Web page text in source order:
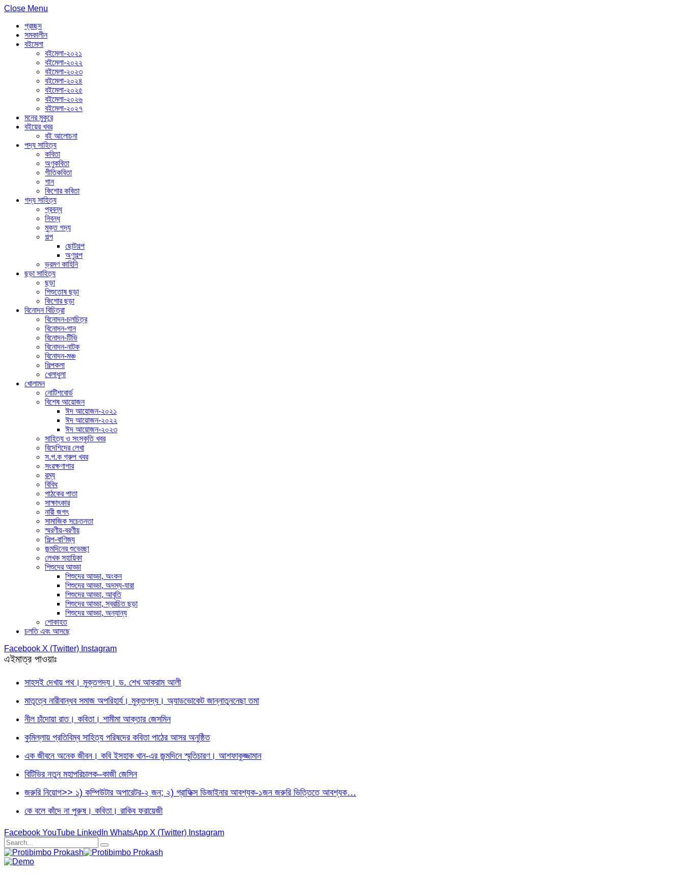
Close Menu
প্রচ্ছদ
সমকালীন
বইমেলা
বইমেলা-২০২১
বইমেলা-২০২২
বইমেলা-২০২৩
বইমেলা-২০২৪
বইমেলা-২০২৫
বইমেলা-২০২৬
বইমেলা-২০২৭
মনের মুকুরে
বইয়ের খবর
বই আলোচনা
পদ্য সাহিত্য
কবিতা
অণুকবিতা
গীতিকবিতা
গান
কিশোর কবিতা
গদ্য সাহিত্য
প্রবন্ধ
নিবন্ধ
মুক্ত গদ্য
গল্প
ছোটগল্প
অণুগল্প
ভ্রমণ কাহিনি
ছড়া সাহিত্য
ছড়া
শিশুতোষ ছড়া
কিশোর ছড়া
বিনোদন বিচিত্রা
বিনোদন-চলচিত্র
বিনোদন-গান
বিনোদন-টিভি
বিনোদন-নাটক
বিনোদন-মঞ্চ
শিল্পকলা
খেলাধুলা
খোলামন
নোটিশবোর্ড
বিশেষ আয়োজন
ঈদ আয়োজন-২০২১
ঈদ আয়োজন-২০২২
ঈদ আয়োজন-২০২৩
সাহিত্য ও সংস্কৃতি খবর
বিদেশিদের লেখা
স.প.ক গ্রুপ খবর
সংরক্ষণাগার
রম্য
বিবিধ
পাঠকের পাতা
সাক্ষাৎকার
নারী জগৎ
সামাজিক সচেতনতা
স্মরণীয়-বরণীয়
শিল্প-বাণিজ্য
জন্মদিনের শুভেচ্ছা
লেখক সহায়িকা
শিশুদের আড্ডা
শিশুদের আড্ডা, অংকন
শিশুদের আড্ডা, অদম্য-যারা
শিশুদের আড্ডা, আবৃতি
শিশুদের আড্ডা, স্বরচিত ছড়া
শিশুদের আড্ডা, অন্যান্য
শোকাহত
চলতি এবং আসছে
Facebook X (Twitter) Instagram
এইমাত্র পাওয়াঃ
সাহসই দেখায় পথ। মুক্তগদ্য। ড. শেখ আকরাম আলী
মাতৃত্বে নারীবান্ধব সমাজ অপরিহার্য। মুক্তগদ্য। অ্যাডভোকেট জান্নাতুননেছা তমা
নীল চাঁদোয়া রাত। কবিতা। শামীমা আক্তার জেসমিন
কুমিল্লায় প্রতিবিম্ব সাহিত্য পরিষদের কবিতা পাঠের আসর অনুষ্ঠিত
এক জীবনে অনেক জীবন। কবি ইসহাক খান-এর জন্মদিনে স্মৃতিচারণ। আশফাকুজ্জামান
বিটিভির নতুন মহাপরিচালক–কাজী জেসিন
জরুরি নিয়োগ>> ১) কম্পিউটার অপারেটর-২ জন; ২) গ্রাফিক্স ডিজাইনার আবশ্যক-১জন জরুরি ভিত্তিতে আবশ্যক…
কে বলে কাঁদে না পুরুষ। কবিতা। রাকিব ফরায়েজী
Facebook YouTube LinkedIn WhatsApp X (Twitter) Instagram